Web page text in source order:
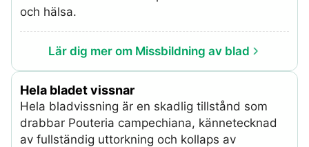
och hälsa.
Lär dig mer om Missbildning av blad
Hela bladet vissnar
Hela bladvissning är en skadlig tillstånd som
drabbar Pouteria campechiana, kännetecknad
av fullständig uttorkning och kollaps av